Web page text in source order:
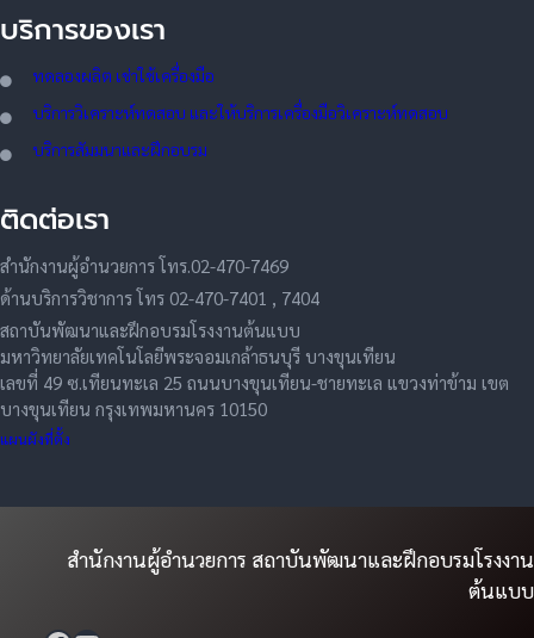
บริการของเรา
ทดลองผลิต เช่าใช้เครื่องมือ
บริการวิเคราะห์ทดสอบ และให้บริการเครื่องมือวิเคราะห์ทดสอบ
บริการสัมมนาและฝึกอบรม
ติดต่อเรา
สำนักงานผู้อำนวยการ โทร.02-470-7469
ด้านบริการวิชาการ โทร 02-470-7401 , 7404
สถาบันพัฒนาและฝึกอบรมโรงงานต้นแบบ
มหาวิทยาลัยเทคโนโลยีพระจอมเกล้าธนบุรี บางขุนเทียน
เลขที่ 49 ซ.เทียนทะเล 25 ถนนบางขุนเทียน-ชายทะเล แขวงท่าข้าม เขต
บางขุนเทียน กรุงเทพมหานคร 10150
แผนผังที่ตั้ง
สำนักงานผู้อำนวยการ สถาบันพัฒนาและฝึกอบรมโรงงาน
ต้นแบบ